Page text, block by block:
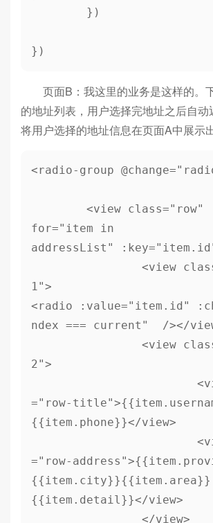
})
页面B：我这里的业务是这样的。
的地址列表，用户选择完地址之后自
将用户选择的地址信息在页面A中展示出
<radio-group
for="item in
addressList"
1">
<radio :value="item.id"
ndex === current"  /></
2">
="row-
{{item.phone}}</view>
="row-
{{item.city}}{{item.area}}
{{item.detail}}</view>